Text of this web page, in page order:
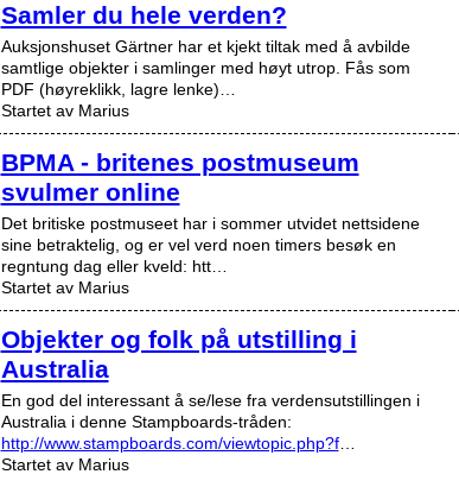
Samler du hele verden?
Auksjonshuset Gärtner har et kjekt tiltak med å avbilde
samtlige objekter i samlinger med høyt utrop. Fås som
PDF (høyreklikk, lagre lenke)…
Startet av Marius
BPMA - britenes postmuseum
svulmer online
Det britiske postmuseet har i sommer utvidet nettsidene
sine betraktelig, og er vel verd noen timers besøk en
regntung dag eller kveld: htt…
Startet av Marius
Objekter og folk på utstilling i
Australia
En god del interessant å se/lese fra verdensutstillingen i
Australia i denne Stampboards-tråden:
http://www.stampboards.com/viewtopic.php?f…
Startet av Marius